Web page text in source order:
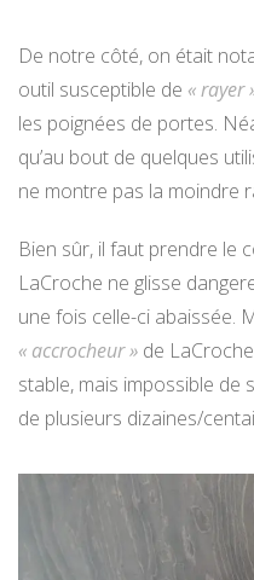
De notre côté, on était
outil susceptible de « rayer
les poignées de portes.
qu’au bout de quelques
ne montre pas la moindre
Bien sûr, il faut prendre le
LaCroche ne glisse
une fois celle-ci abaissée.
« accrocheur » de
stable, mais impossible de
de plusieurs dizaines/